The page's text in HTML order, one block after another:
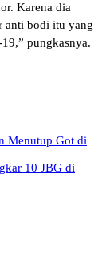
Karena dia
anti bodi itu yang
pungkasnya.
Menutup Got di
10 JBG di